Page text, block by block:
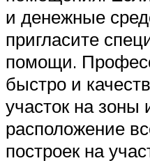
и денежные
пригласите
помощи.
быстро и
участок на зоны
расположение
построек на